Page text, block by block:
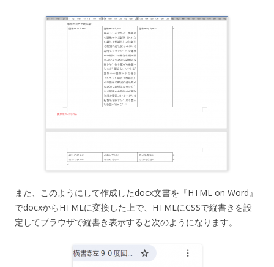
また、このようにして作成したdocx文書を『HTML on Word』
でdocxからHTMLに変換した上で、HTMLにCSSで縦書きを設
定してブラウザで縦書き表示すると次のようになります。